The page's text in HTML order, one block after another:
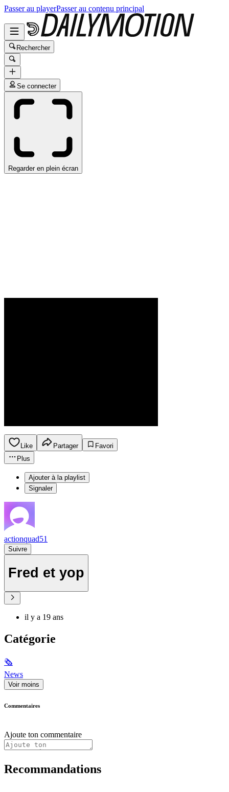
Passer au playerPasser au contenu principal
Rechercher
Se connecter
Regarder en plein écran
Like Partager
Favori
Plus
Ajouter à la playlist
Signaler
actionquad51
Suivre
Fred et yop
il y a 19 ans
Catégorie
🗞
News
Voir moins
Commentaires
Ajoute ton commentaire
Recommandations